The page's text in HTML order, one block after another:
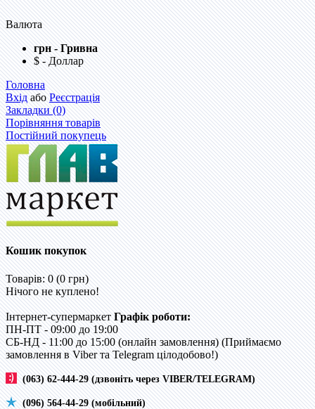
Валюта
грн - Гривна
$ - Доллар
Головна
ВхідабоРеєстрація
Закладки (0)
Порівняння товарів
Постійний покупець
Кошик покупок
Товарів: 0 (0 грн)
Нічого не куплено!
Інтернет-супермаркет Графік роботи:
ПН-ПТ - 09:00 до 19:00
CБ-НД - 11:00 до 15:00 (онлайн замовлення) (Приймаємо
замовлення в Viber та Telegram цілодобово!)
(063) 62-444-29 (дзвоніть через VIBER/TELEGRAM)
(096) 564-44-29 (мобільний)